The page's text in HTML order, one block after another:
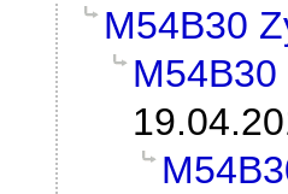
M54B30